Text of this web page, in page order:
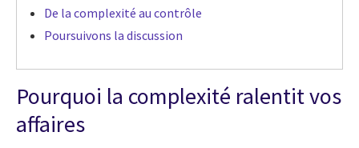
De la complexité au contrôle
Poursuivons la discussion
Pourquoi la complexité ralentit vos
affaires